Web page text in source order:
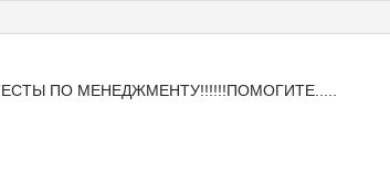
ПО МЕНЕДЖМЕНТУ!!!!!!ПОМОГИТЕ.....